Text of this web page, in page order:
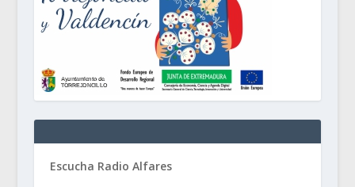
Escucha Radio Alfares